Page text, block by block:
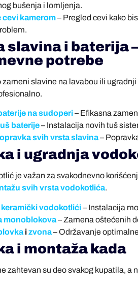
bušenja i lomljenja.
cevi kamerom– Pregled cevi kako
slavina i baterija
potrebe
zameni slavine na lavabou ili
na sudoperi– Efikasna
baterije– Instalacija novih tuš
svih vrsta slavina–
i ugradnja
je važan za svakodnevno
svih vrsta vodokotlića.
keramički vodokotlići– Instalacija
monoblokova– Zamena oštećenih
izvona– Održavanje
i montaža kada
zahtevan su deo svakog kupatila,